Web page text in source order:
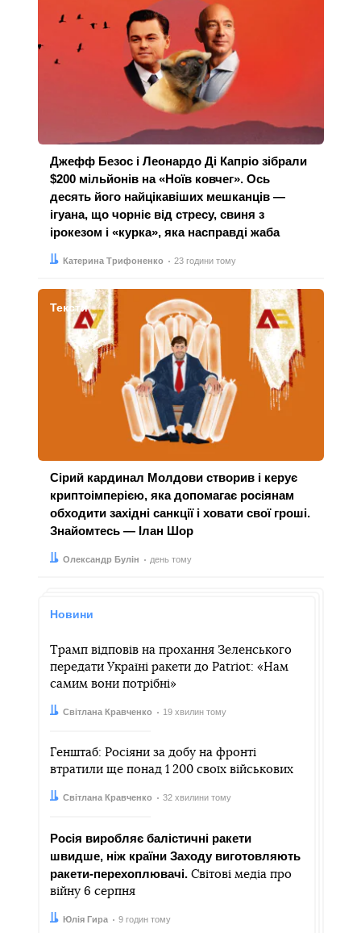
Джефф Безос і Леонардо Ді Капріо зібрали
$200 мільйонів на «Ноїв ковчег». Ось
десять його найцікавіших мешканців —
ігуана, що чорніє від стресу, свиня з
ірокезом і «курка», яка насправді жаба
Автор:
Катерина Трифоненко
Дата: 23 години тому
Тексти
Сірий кардинал Молдови створив і керує
криптоімперією, яка допомагає росіянам
обходити західні санкції і ховати свої гроші.
Знайомтесь — Ілан Шор
Автор:
Олександр Булін
Дата: день тому
Новини
Трамп відповів на прохання Зеленського
передати Україні ракети до Patriot: «Нам
самим вони потрібні»
Автор:
Світлана Кравченко
Дата: 19 хвилин тому
Генштаб: Росіяни за добу на фронті
втратили ще понад 1 200 своїх військових
Автор:
Світлана Кравченко
Дата: 32 хвилини тому
Росія виробляє балістичні ракети
швидше, ніж країни Заходу виготовляють
ракети-перехоплювачі. Світові медіа про
війну 6 серпня
Автор:
Юлія Гира
Дата: 9 годин тому